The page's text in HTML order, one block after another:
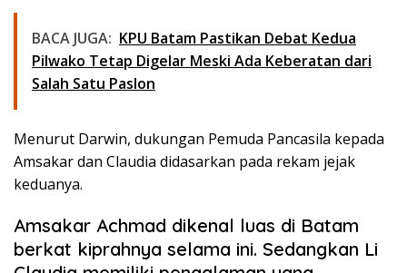
BACA JUGA: KPU Batam Pastikan Debat Kedua
Pilwako Tetap Digelar Meski Ada Keberatan dari
Salah Satu Paslon
Menurut Darwin, dukungan Pemuda Pancasila kepada
Amsakar dan Claudia didasarkan pada rekam jejak
keduanya.
Amsakar Achmad dikenal luas di Batam
berkat kiprahnya selama ini. Sedangkan Li